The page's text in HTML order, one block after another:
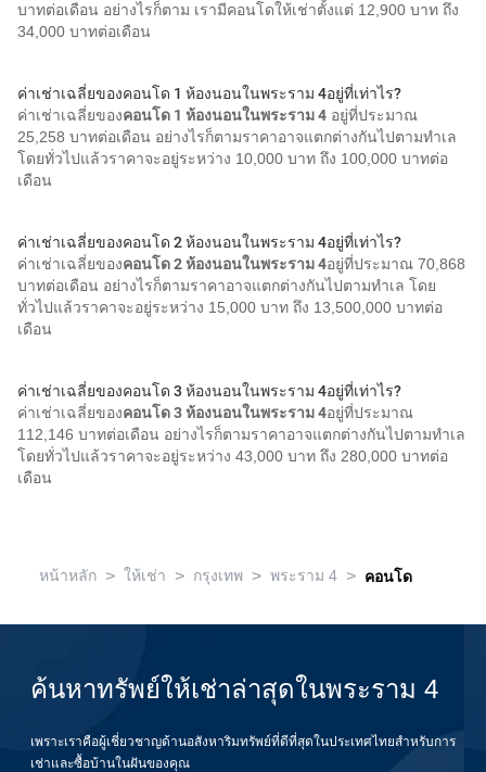
บาทต่อเดือน อย่างไรก็ตาม เรามีคอนโดให้เช่าตั้งแต่ 12,900 บาท ถึง
34,000 บาทต่อเดือน
ค่าเช่าเฉลี่ยของคอนโด 1 ห้องนอนในพระราม 4อยู่ที่เท่าไร?
ค่าเช่าเฉลี่ยของคอนโด 1 ห้องนอนในพระราม 4 อยู่ที่ประมาณ
25,258 บาทต่อเดือน อย่างไรก็ตามราคาอาจแตกต่างกันไปตามทำเล
โดยทั่วไปแล้วราคาจะอยู่ระหว่าง 10,000 บาท ถึง 100,000 บาทต่อ
เดือน
ค่าเช่าเฉลี่ยของคอนโด 2 ห้องนอนในพระราม 4อยู่ที่เท่าไร?
ค่าเช่าเฉลี่ยของคอนโด 2 ห้องนอนในพระราม 4อยู่ที่ประมาณ 70,868
บาทต่อเดือน อย่างไรก็ตามราคาอาจแตกต่างกันไปตามทำเล โดย
ทั่วไปแล้วราคาจะอยู่ระหว่าง 15,000 บาท ถึง 13,500,000 บาทต่อ
เดือน
ค่าเช่าเฉลี่ยของคอนโด 3 ห้องนอนในพระราม 4อยู่ที่เท่าไร?
ค่าเช่าเฉลี่ยของคอนโด 3 ห้องนอนในพระราม 4อยู่ที่ประมาณ
112,146 บาทต่อเดือน อย่างไรก็ตามราคาอาจแตกต่างกันไปตามทำเล
โดยทั่วไปแล้วราคาจะอยู่ระหว่าง 43,000 บาท ถึง 280,000 บาทต่อ
เดือน
หน้าหลัก > ให้เช่า > กรุงเทพ > พระราม 4 > คอนโด
ค้นหาทรัพย์ให้เช่าล่าสุดในพระราม 4
เพราะเราคือผู้เชี่ยวชาญด้านอสังหาริมทรัพย์ที่ดีที่สุดในประเทศไทยสำหรับการ
เช่าและซื้อบ้านในฝันของคุณ